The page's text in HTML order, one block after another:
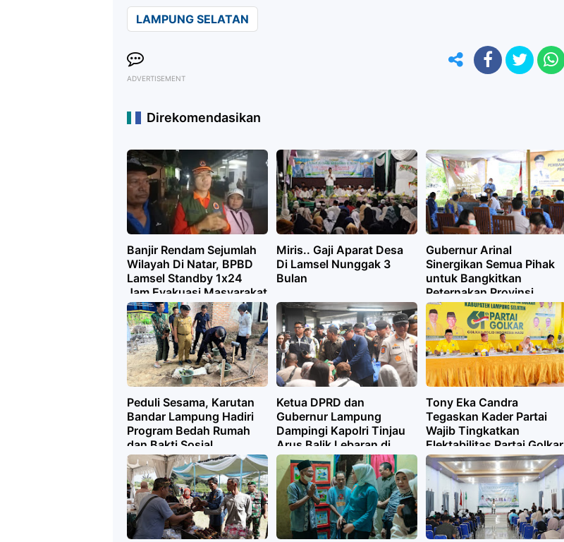
LAMPUNG SELATAN
ADVERTISEMENT
Direkomendasikan
Banjir Rendam Sejumlah
Wilayah Di Natar, BPBD
Lamsel Standby 1x24
Jam Evakuasi Masyarakat
Miris.. Gaji Aparat Desa
Di Lamsel Nunggak 3
Bulan
Gubernur Arinal
Sinergikan Semua Pihak
untuk Bangkitkan
Peternakan Provinsi
Lampung
Peduli Sesama, Karutan
Bandar Lampung Hadiri
Program Bedah Rumah
dan Bakti Sosial
Pemasyarakatan
Lampung
Ketua DPRD dan
Gubernur Lampung
Dampingi Kapolri Tinjau
Arus Balik Lebaran di
Pelabuhan Bakauheni
Tony Eka Candra
Tegaskan Kader Partai
Wajib Tingkatkan
Elektabilitas Partai Golkar
di Lampung Selatan